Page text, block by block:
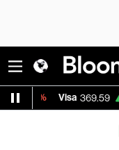
369.59 +1.07%